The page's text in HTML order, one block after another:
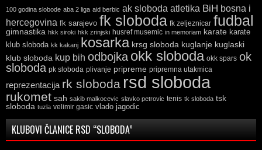
100 godina slobode aba 2 liga aid berbic ak sloboda atletika BiH bosna i
hercegovina fk sarajevo fk sloboda fk zeljeznicar fudbal
gimnastika hkk siroki hkk zrinjski husref musemic in memoriam karate karate
klub sloboda kk kakanj kosarka krsg sloboda kuglanje kuglaski
klub sloboda kup bih odbojka okk sloboda okk spars ok
sloboda pk sloboda plivanje pripreme pripremna utakmica
reprezentacija rk sloboda rsd sloboda
rukomet sah sakib malkocevic slavko petrovic tenis tk sloboda tsk
sloboda tuzla velimir gasic vlado jagodic
KLUBOVI ČLANICE RSD “SLOBODA”